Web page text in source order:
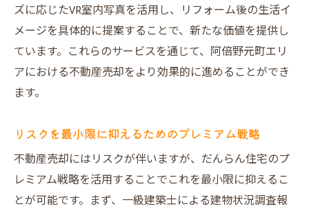
ズに応じたVR室内写真を活用し、リフォーム後の生活イ
メージを具体的に提案することで、新たな価値を提供し
ています。これらのサービスを通じて、阿倍野元町エリ
アにおける不動産売却をより効果的に進めることができ
ます。
リスクを最小限に抑えるためのプレミアム戦略
不動産売却にはリスクが伴いますが、だんらん住宅のプ
レミアム戦略を活用することでこれを最小限に抑えるこ
とが可能です。まず、一級建築士による建物状況調査報